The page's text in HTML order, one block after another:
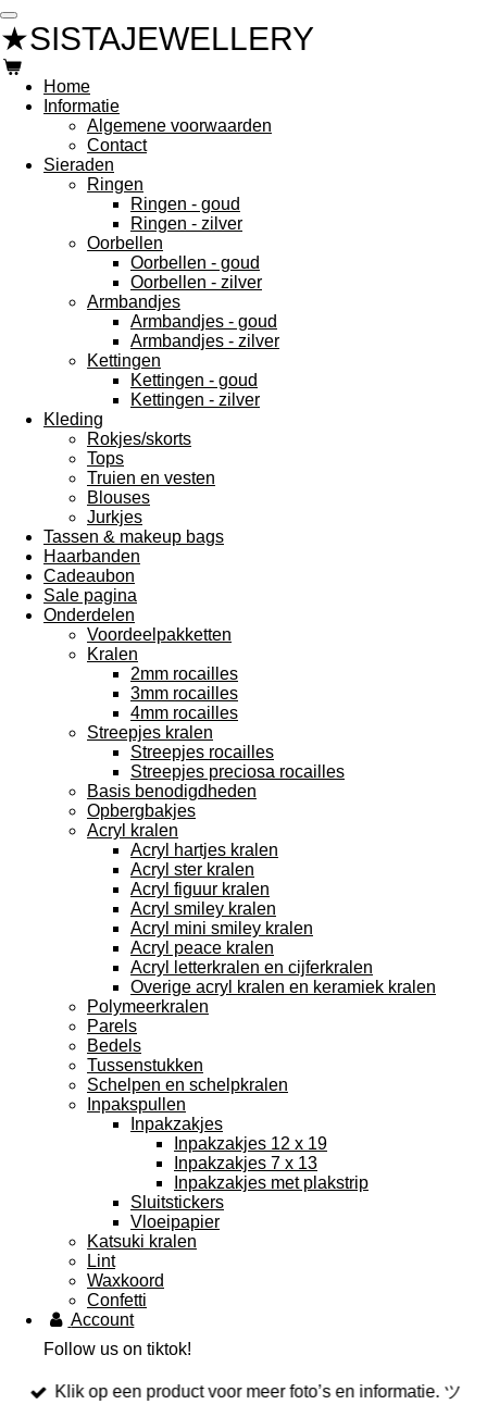
Ga
direct
naar
de
hoofdinhoud
★SISTAJEWELLERY
Home
Informatie
Algemene voorwaarden
Contact
Sieraden
Ringen
Ringen - goud
Ringen - zilver
Oorbellen
Oorbellen - goud
Oorbellen - zilver
Armbandjes
Armbandjes - goud
Armbandjes - zilver
Kettingen
Kettingen - goud
Kettingen - zilver
Kleding
Rokjes/skorts
Tops
Truien en vesten
Blouses
Jurkjes
Tassen & makeup bags
Haarbanden
Cadeaubon
Sale pagina
Onderdelen
Voordeelpakketten
Kralen
2mm rocailles
3mm rocailles
4mm rocailles
Streepjes kralen
Streepjes rocailles
Streepjes preciosa rocailles
Basis benodigdheden
Opbergbakjes
Acryl kralen
Acryl hartjes kralen
Acryl ster kralen
Acryl figuur kralen
Acryl smiley kralen
Acryl mini smiley kralen
Acryl peace kralen
Acryl letterkralen en cijferkralen
Overige acryl kralen en keramiek kralen
Polymeerkralen
Parels
Bedels
Tussenstukken
Schelpen en schelpkralen
Inpakspullen
Inpakzakjes
Inpakzakjes 12 x 19
Inpakzakjes 7 x 13
Inpakzakjes met plakstrip
Sluitstickers
Vloeipapier
Katsuki kralen
Lint
Waxkoord
Confetti
Account
Follow us on tiktok!
Klik op een product voor meer foto’s en informatie. ツ